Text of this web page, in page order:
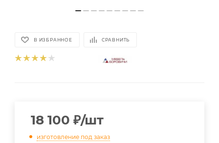
В ИЗБРАННОЕ СРАВНИТЬ
18 100 ₽/шт
изготовление под заказ